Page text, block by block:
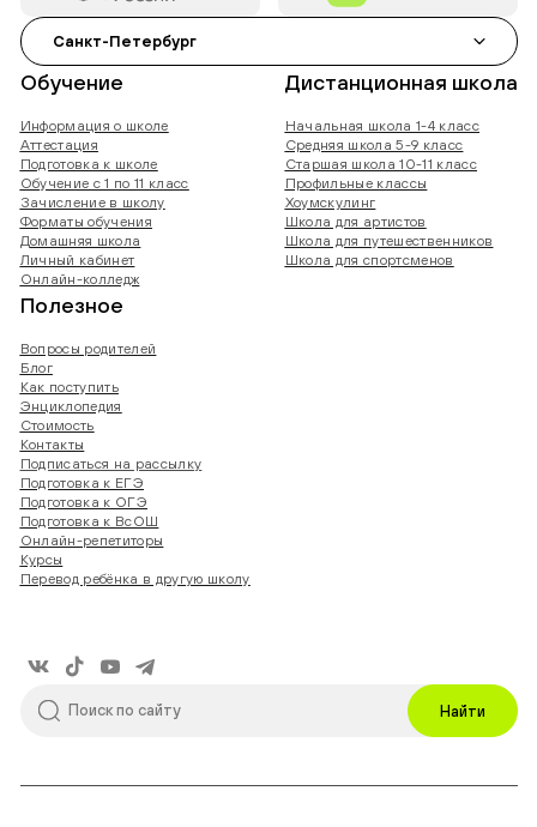
Санкт-Петербург
Обучение
Информация о школе
Аттестация
Подготовка к школе
Обучение с 1 по 11 класс
Зачисление в школу
Форматы обучения
Домашняя школа
Личный кабинет
Онлайн-колледж
Дистанционная школа
Начальная школа 1-4 класс
Средняя школа 5-9 класс
Старшая школа 10-11 класс
Профильные классы
Хоумскулинг
Школа для артистов
Школа для путешественников
Школа для спортсменов
Полезное
Вопросы родителей
Блог
Как поступить
Энциклопедия
Стоимость
Контакты
Подписаться на рассылку
Подготовка к ЕГЭ
Подготовка к ОГЭ
Подготовка к ВсОШ
Онлайн-репетиторы
Курсы
Перевод ребёнка в другую школу
Найти